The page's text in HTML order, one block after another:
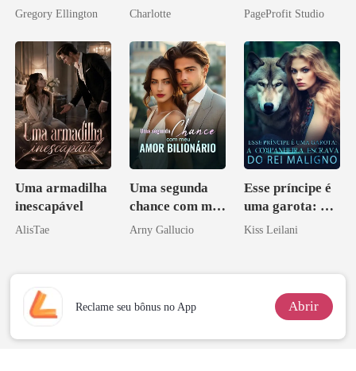
meu chefe
Gregory Ellington
o Tio do Meu
Charlotte PageProfit Studio
Uma armadilha
inescapável
AlisTae
Uma segunda
chance com meu
amor bilionário
Arny Gallucio
Esse príncipe é
uma garota: A
companheira
Kiss Leilani
Reclame seu bônus no App Abrir